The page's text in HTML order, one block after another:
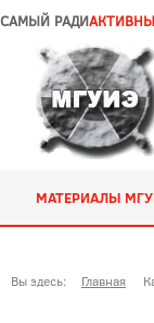
САМЫЙ РАДИ
МАТЕРИАЛЫ
Вы здесь: Главная